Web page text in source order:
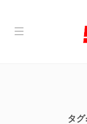
タグ: